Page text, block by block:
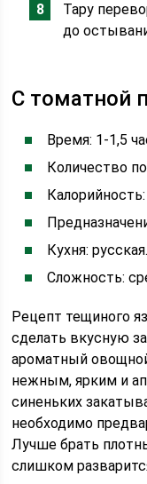
Тару
до
С томатной
Время: 1-1,5
Количество
Кухня: русская.
Сложность:
Рецепт тещиного
сделать вкусную
ароматный
нежным, ярким и
синеньких
необходимо
Лучше брать
слишком